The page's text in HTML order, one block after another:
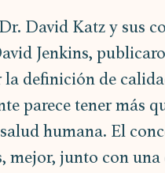
David Katz y sus
Jenkins,
definición de
parece tener más
humana. El
mejor, junto con